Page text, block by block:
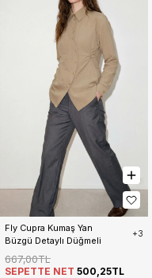
Fly Cupra Kumaş Yan
Büzgü Detaylı Düğmeli
Kadın Gömlek
+3
667,00TL
SEPETTE NET 500,25TL